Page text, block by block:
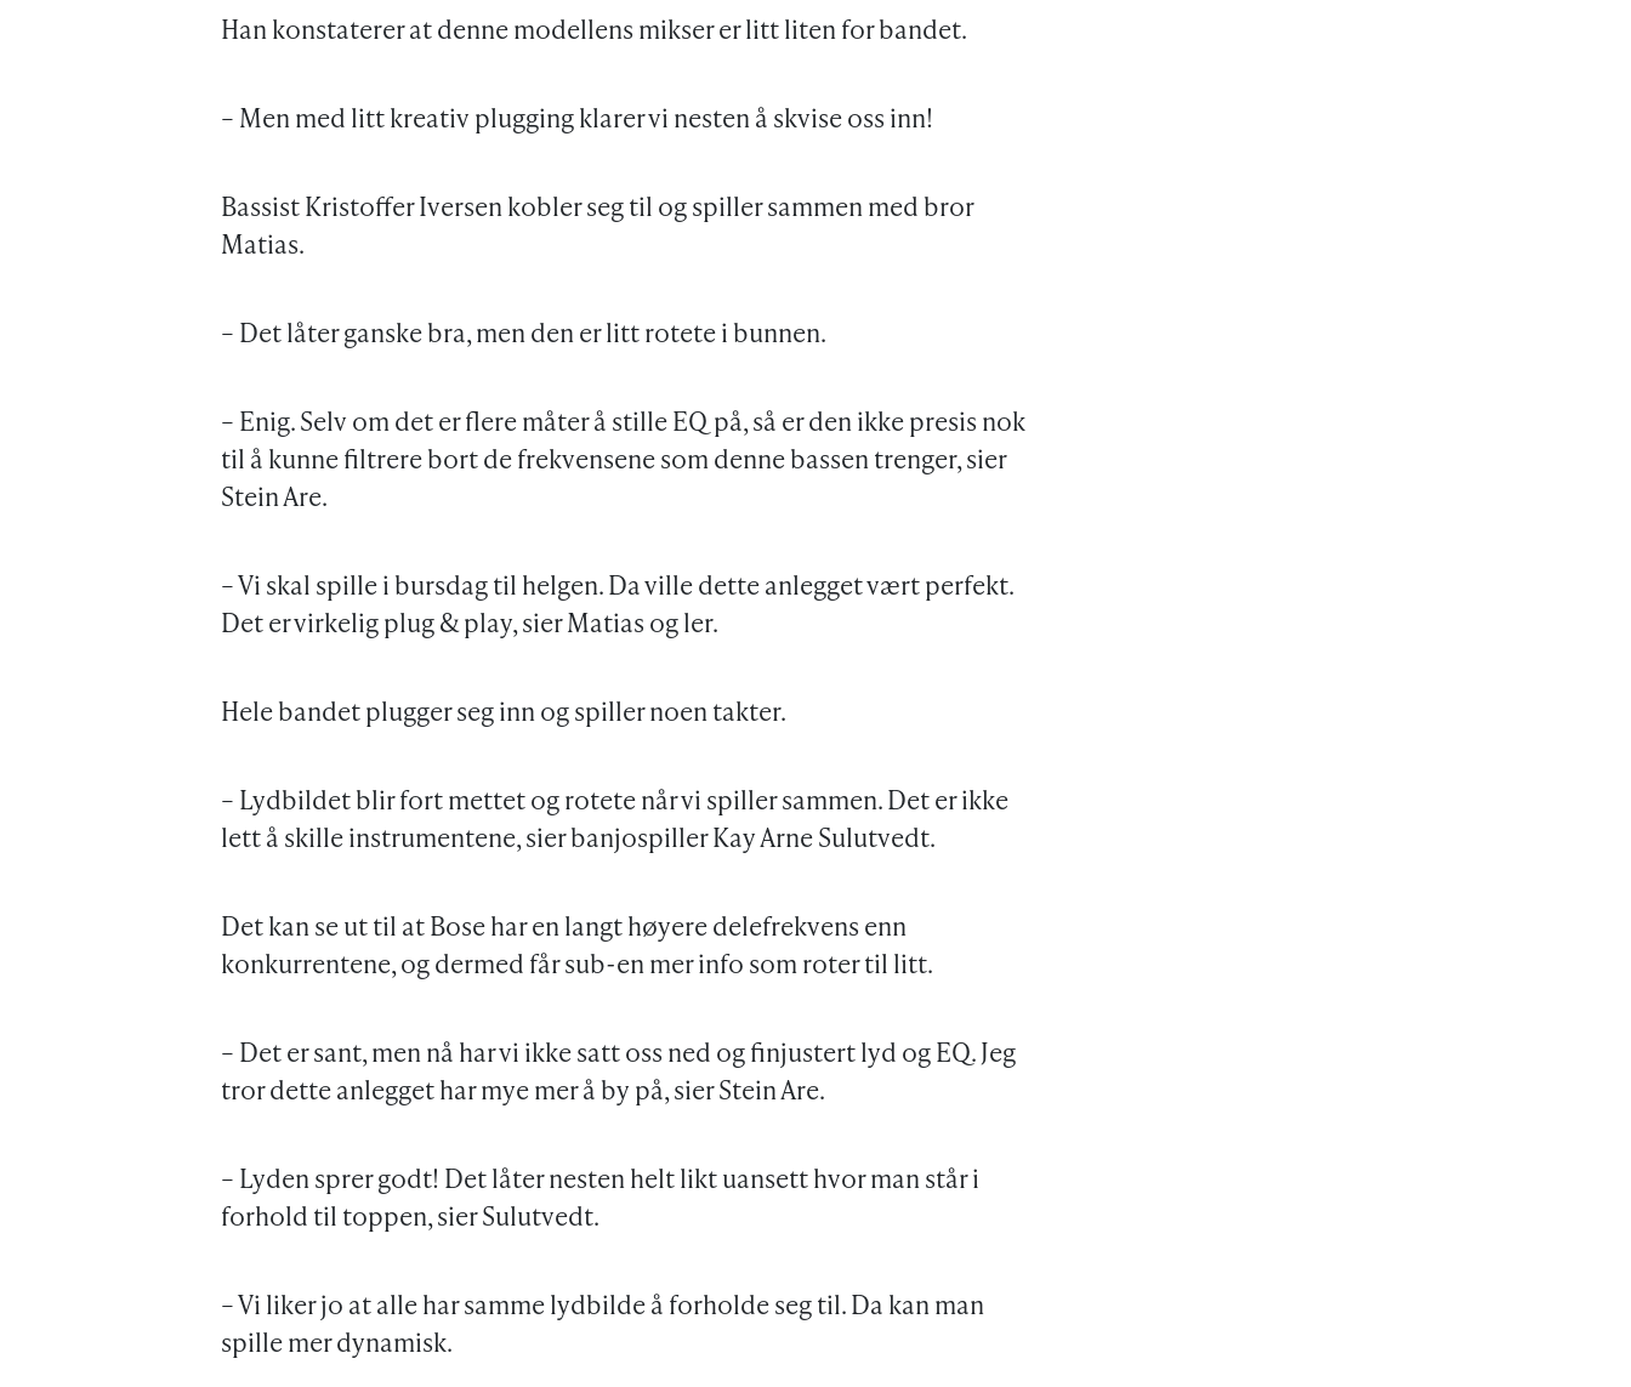
Han konstaterer at denne modellens mikser er litt liten for bandet.
– Men med litt kreativ plugging klarer vi nesten å skvise oss inn!
Bassist Kristoffer Iversen kobler seg til og spiller sammen med bror
Matias.
– Det låter ganske bra, men den er litt rotete i bunnen.
– Enig. Selv om det er flere måter å stille EQ på, så er den ikke presis nok
til å kunne filtrere bort de frekvensene som denne bassen trenger, sier
Stein Are.
– Vi skal spille i bursdag til helgen. Da ville dette anlegget vært perfekt.
Det er virkelig plug & play, sier Matias og ler.
Hele bandet plugger seg inn og spiller noen takter.
– Lydbildet blir fort mettet og rotete når vi spiller sammen. Det er ikke
lett å skille instrumentene, sier banjospiller Kay Arne Sulutvedt.
Det kan se ut til at Bose har en langt høyere delefrekvens enn
konkurrentene, og dermed får sub-en mer info som roter til litt.
– Det er sant, men nå har vi ikke satt oss ned og finjustert lyd og EQ. Jeg
tror dette anlegget har mye mer å by på, sier Stein Are.
– Lyden sprer godt! Det låter nesten helt likt uansett hvor man står i
forhold til toppen, sier Sulutvedt.
– Vi liker jo at alle har samme lydbilde å forholde seg til. Da kan man
spille mer dynamisk.